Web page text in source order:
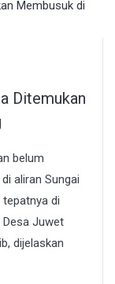
Ditemukan
belum
aliran Sungai
di
Desa Juwet
dijelaskan